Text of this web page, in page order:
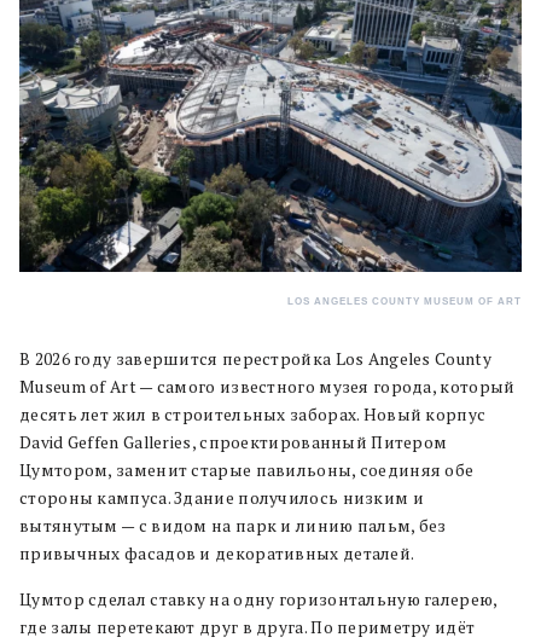
LOS ANGELES COUNTY MUSEUM OF ART
В 2026 году завершится перестройка Los Angeles County
Museum of Art — самого известного музея города, который
десять лет жил в строительных заборах. Новый корпус
David Geffen Galleries, спроектированный Питером
Цумтором, заменит старые павильоны, соединяя обе
стороны кампуса. Здание получилось низким и
вытянутым — с видом на парк и линию пальм, без
привычных фасадов и декоративных деталей.
Цумтор сделал ставку на одну горизонтальную галерею,
где залы перетекают друг в друга. По периметру идёт